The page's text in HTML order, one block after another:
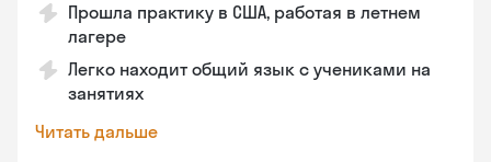
Прошла практику в США, работая в летнем
лагере
Легко находит общий язык с учениками на
занятиях
Читать дальше